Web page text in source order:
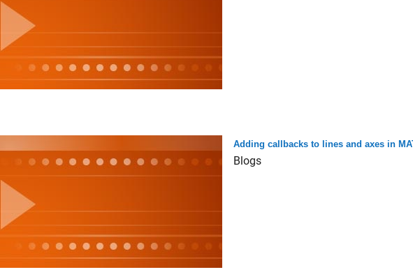
Adding callbacks to lines and axes in
Blogs